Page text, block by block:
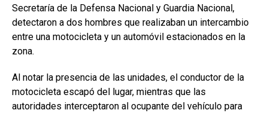
Secretaría de la Defensa Nacional y Guardia Nacional,
detectaron a dos hombres que realizaban un intercambio
entre una motocicleta y un automóvil estacionados en la
zona.
Al notar la presencia de las unidades, el conductor de la
motocicleta escapó del lugar, mientras que las
autoridades interceptaron al ocupante del vehículo para